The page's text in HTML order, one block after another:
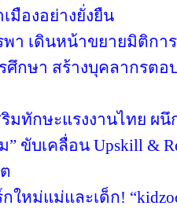
มืองอย่างยั่งยืน
พา เดินหน้าขยายมิติก
ศึกษา สร้างบุคลากรต
ริมทักษะแรงงานไทย ผ
ขับเคลื่อน Upskill &
หม่แม่และเด็ก!